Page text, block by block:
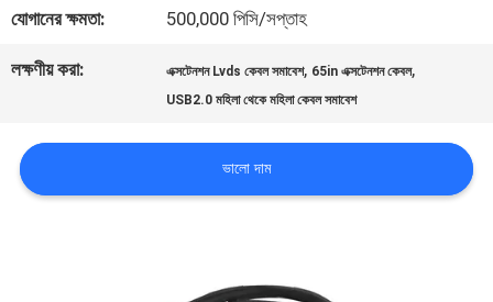
সাথে
যোগাযোগ
খবর
যোগানের ক্ষমতা: 500,000 পিসি/সপ্তাহ
লক্ষণীয় করা: এক্সটেনশন Lvds কেবল সমাবেশ, 65in এক্সটেনশন কেবল,
USB2.0 মহিলা থেকে মহিলা কেবল সমাবেশ
ভালো দাম